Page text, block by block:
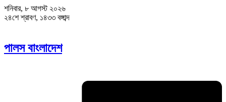
শনিবার, ৮ আগস্ট ২০২৬
২৪শে শ্রাবণ, ১৪৩৩ বঙ্গাব্দ
পালস বাংলাদেশ